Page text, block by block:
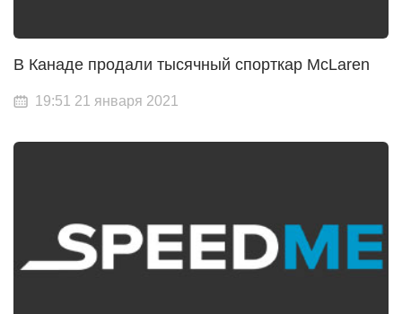
В Канаде продали тысячный спорткар McLaren
19:51 21 января 2021